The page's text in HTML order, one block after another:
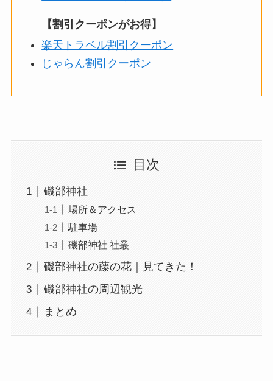
【割引クーポンがお得】
楽天トラベル割引クーポン
じゃらん割引クーポン
目次
磯部神社
場所＆アクセス
駐車場
磯部神社 社叢
磯部神社の藤の花｜見てきた！
磯部神社の周辺観光
まとめ